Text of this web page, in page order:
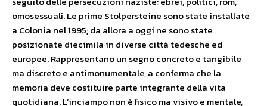
omosessuali. Le prime Stolpersteine sono state installate
a Colonia nel 1995; da allora a oggi ne sono state
posizionate diecimila in diverse città tedesche ed
europee. Rappresentano un segno concreto e tangibile
ma discreto e antimonumentale, a conferma che la
memoria deve costituire parte integrante della vita
quotidiana. L’inciampo non è fisico ma visivo e mentale,